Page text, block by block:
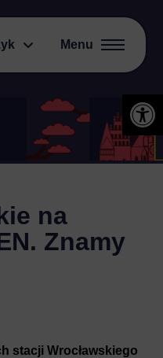
Menu
na
Znamy
stacji Wrocławskiego